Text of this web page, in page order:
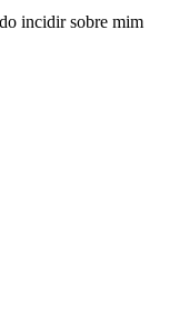
incidir sobre mim